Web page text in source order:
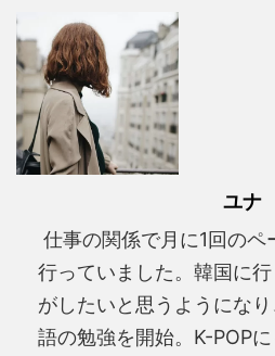
ユナ
仕事の関係で月に1回のペ
行っていました。韓国に
がしたいと思うようにな
語の勉強を開始。K-POP